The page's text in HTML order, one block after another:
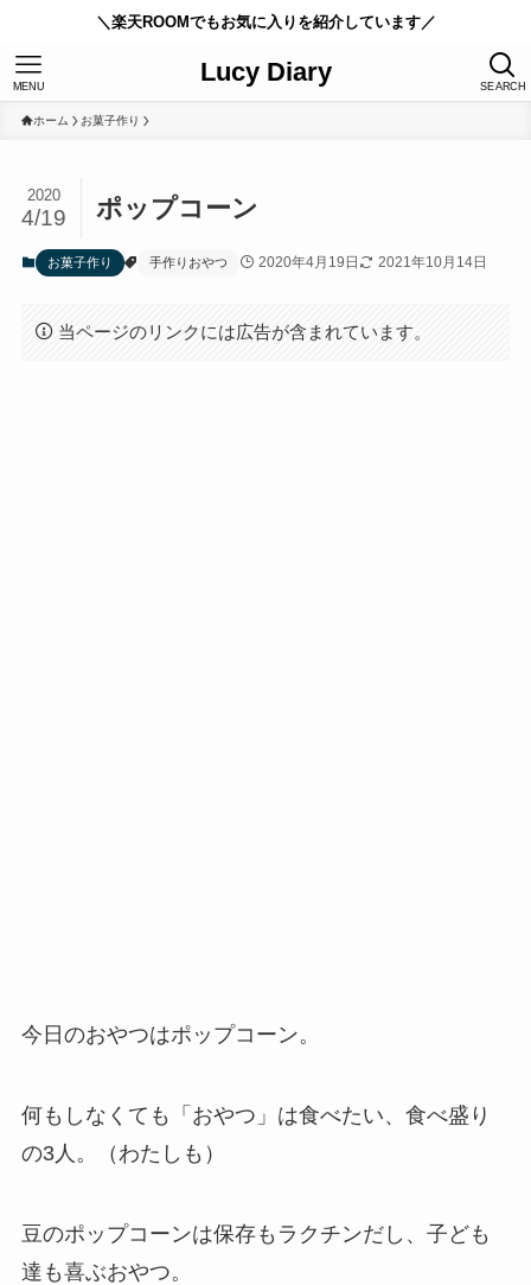
＼楽天ROOMでもお気に入りを紹介しています／
Lucy Diary SEARCH
MENU
ホーム お菓子作り
ポップコーン
2020
4/19
お菓子作り 手作りおやつ 2020年4月19日 2021年10月14日
当ページのリンクには広告が含まれています。
今日のおやつはポップコーン。
何もしなくても「おやつ」は食べたい、食べ盛り
の3人。（わたしも）
豆のポップコーンは保存も ラク チンだし、子ども
達も喜ぶおやつ。